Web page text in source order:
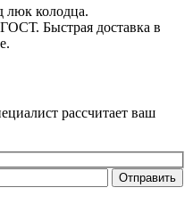
люк колодца.
Быстрая доставка в
рассчитает ваш